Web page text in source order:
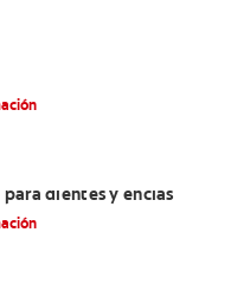
dientes y encías